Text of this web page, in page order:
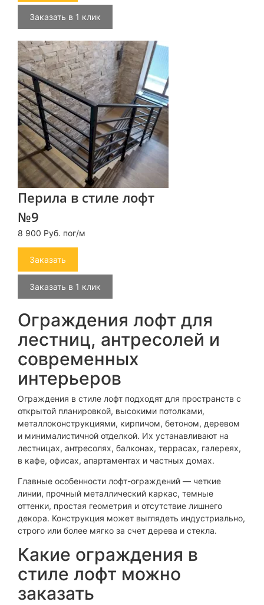
Заказать в 1 клик
Перила в стиле лофт
№9
8 900 Руб. пог/м
Заказать
Заказать в 1 клик
Ограждения лофт для
лестниц, антресолей и
современных
интерьеров
Ограждения в стиле лофт подходят для пространств с
открытой планировкой, высокими потолками,
металлоконструкциями, кирпичом, бетоном, деревом
и минималистичной отделкой. Их устанавливают на
лестницах, антресолях, балконах, террасах, галереях,
в кафе, офисах, апартаментах и частных домах.
Главные особенности лофт-ограждений — четкие
линии, прочный металлический каркас, темные
оттенки, простая геометрия и отсутствие лишнего
декора. Конструкция может выглядеть индустриально,
строго или более мягко за счет дерева и стекла.
Какие ограждения в
стиле лофт можно
заказать